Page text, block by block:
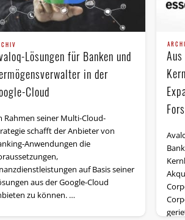
Lösungen für Banken und
in der
Cloud
Rahmen seiner Multi-Cloud-
schafft der Anbieter von
Anwendungen die
auf Basis seiner
aus der Google-Cloud
zu können. …